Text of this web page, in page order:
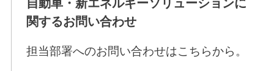
自動車・新エネルギーソリューションに
関するお問い合わせ
担当部署へのお問い合わせはこちらから。